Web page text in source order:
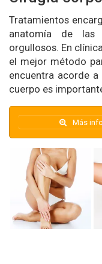
Tratamientos
anatomía de
orgullosos. En
el mejor método
encuentra acorde a
cuerpo es
Más